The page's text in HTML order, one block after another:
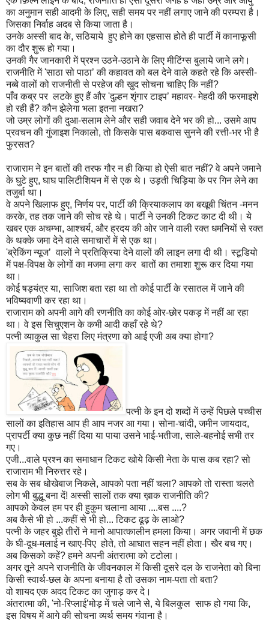
का अनुमान सही आदमी के लिए,सही समय पर नहीं लगाए जाने की परम्परा है।
जिसका निर्वाह अदब से किया जाता है।
उनके अस्सी बाद के,सठियाये हुए होने का एहसास होते ही पार्टी में कानाफूसी
का दौर शुरू हो गया।
उनकी गैर जानकारी में प्रश्न उठने-उठाने के लिए मीटिंग्स बुलाये जाने लगे।
राजनीति में'साठा सो पाठा’की कहावत को बल देने वाले कहते रहे कि अस्सी-
नब्बे वालों को राजनीती से परहेज की खुद सोचना चाहिए कि नहीं?
पाँव कब्र पर लटके हुए हैं और 'दुल्हन शृंगार टाइप’महावर- मेहदी की फरमाइशे
हो रही हैं?कौन झेलेगा भला इतना नखरा?
जो उम्र लोगों की दुआ-सलाम लेने और सही जवाब देने भर की हो... उसमे आप
प्रवचन की गुंजाइश निकालो,तो किसके पास बकवास सुनने की रत्ती-भर भी है
फुरसत?
राजाराम ने इन बातों की तरफ गौर न ही किया हो ऐसी बात नहीं?वे अपने जमाने
के घुटे हुए,घाघ पालिटीशियन में से एक थे। उड़ती चिड़िया के पर गिन लेने का
तजुर्बा था।
वे अपने खिलाफ हुए,निर्णय पर,पार्टी की क्रियाकलाप का बखूबी चिंतन -मनन
करके,तह तक जाने की सोच रहे थे। पार्टी ने उनकी टिकट काट दी थी। ये
खबर एक अचम्भा, आश्चर्य, और ह्रदय की ओर जाने वाली रक्त धमनियों से रक्त
के थक्के जमा देने वाले समाचारों में से एक था।
'ब्रेकिंग न्यूज’वालों ने प्रतिक्रिया देने वालों की लाइन लगा दी थी। स्टूडियो
में पक्ष-विपक्ष के लोगों का मजमा लगा कर बातों का तमाशा शुरू कर दिया गया
था।
कोई षड्यंत्र या,साजिश बता रहा था तो कोई पार्टी के रसातल में जाने की
भविष्यवाणी कर रहा था।
राजाराम को अपनी आगे की रणनीति का कोई ओर-छोर पकड़ में नहीं आ रहा
था। वे इस सिचुएशन के कभी आदी कहाँ रहे थे?
पत्नी व्याकुल सा चेहरा लिए मंत्रणा को आई एजी अब क्या होगा?
पत्नी के इन दो शब्दों में उन्हें पिछले पच्चीस
सालों का इतिहास आप ही आप नजर आ गया। सोना-चांदी,जमीन जायदाद,
प्रापर्टी क्या कुछ नहीं दिया या पाया उसने भाई-भतीजा,साले-बहनोई सभी तर
गए।
एजी...वाले प्रश्न का समाधान टिकट खोये किसी नेता के पास कब रहा?सो
राजाराम भी निरुत्तर रहे।
सब के सब धोखेबाज निकले, आपको पता नहीं चला? आपको तो रास्ता चलते
लोग भी बुद्धू बना दें! अस्सी सालों तक क्या ख़ाक राजनीति की?
आपको केवल हम पर ही हुकुम चलाना आया ....बस ....?
अब कैसे भी हो ...कहीं से भी हो... टिकट ढूढ़ के लाओ?
पत्नी के जहर बुझे तीरों ने मानो आपात्कालीन हमला किया। अगर जवानी में छक
के घी-दूध-मलाई न खाए-पिए होते,तो आघात सहन नहीं होता। खैर बच गए।
अब किसको कहें?हमने अपनी अंतरात्मा को टटोला।
अगर तूने अपने राजनीति के जीवनकाल में किसी दूसरे दल के राजनेता को बिना
किसी स्वार्थ-छल के अपना बनाया है तो उसका नाम-पता तो बता?
वो शायद एक अदद टिकट का जुगाड़ कर दे।
अंतरात्मा की, 'नो-रिप्लाई’मोड़ में चले जाने से,ये बिलकुल साफ हो गया कि,
इस विषय में आगे की सोचना व्यर्थ समय गंवाना है।